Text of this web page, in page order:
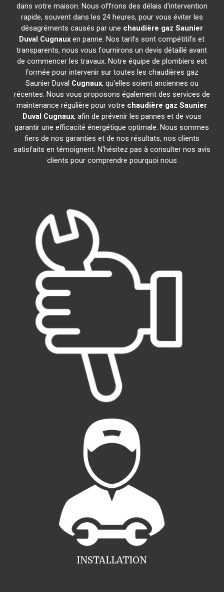
dans votre maison. Nous offrons des délais d'intervention
rapide, souvent dans les 24 heures, pour vous éviter les
désagréments causés par une chaudière gaz Saunier
Duval Cugnaux en panne. Nos tarifs sont compétitifs et
transparents, nous vous fournirons un devis détaillé avant
de commencer les travaux. Notre équipe de plombiers est
formée pour intervenir sur toutes les chaudières gaz
Saunier Duval Cugnaux, qu'elles soient anciennes ou
récentes. Nous vous proposons également des services de
maintenance régulière pour votre chaudière gaz Saunier
Duval Cugnaux, afin de prévenir les pannes et de vous
garantir une efficacité énergétique optimale. Nous sommes
fiers de nos garanties et de nos résultats, nos clients
satisfaits en témoignent. N'hésitez pas à consulter nos avis
clients pour comprendre pourquoi nous
INSTALLATION